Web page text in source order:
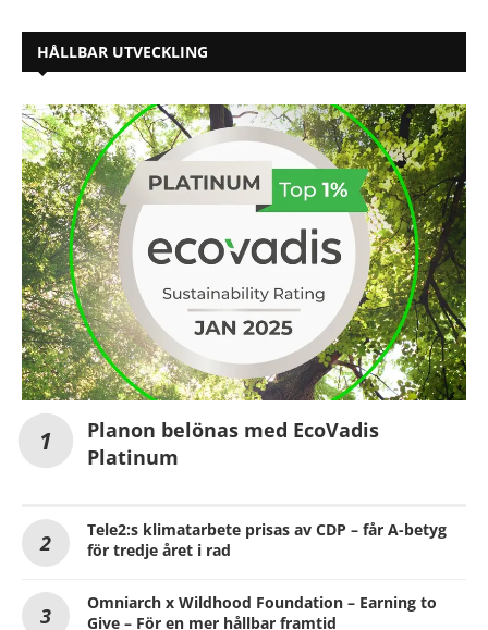
HÅLLBAR UTVECKLING
Planon belönas med EcoVadis
Platinum
Tele2:s klimatarbete prisas av CDP – får A-betyg
för tredje året i rad
Omniarch x Wildhood Foundation – Earning to
Give – För en mer hållbar framtid